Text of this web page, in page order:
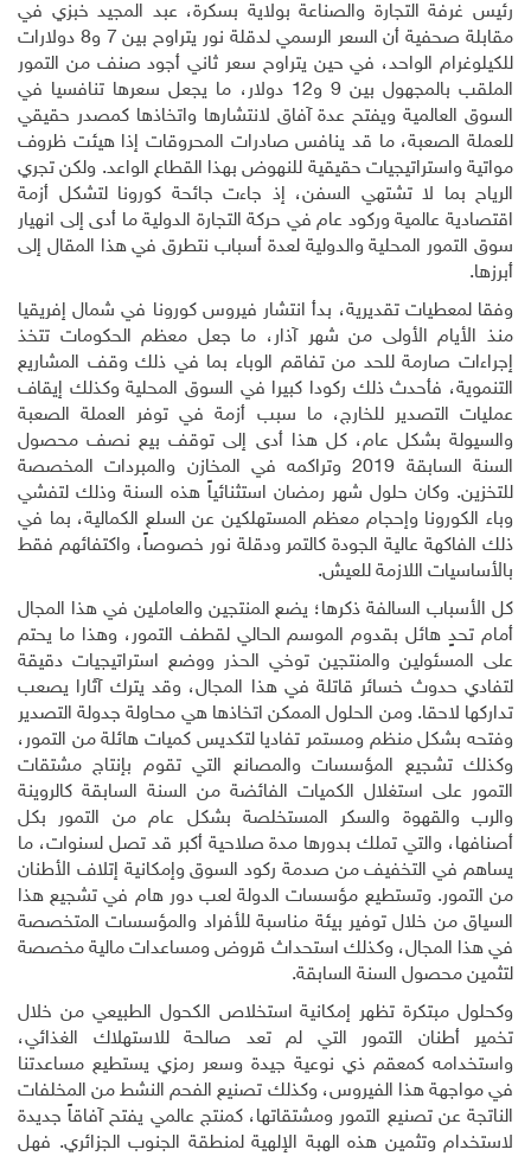
رئيس غرفة التجارة والصناعة بولاية بسكرة، عبد المجيد خبزي في
مقابلة صحفية أن السعر الرسمي لدقلة نور يتراوح بين 7 و8 دولارات
للكيلوغرام الواحد، في حين يتراوح سعر ثاني أجود صنف من التمور
الملقب بالمجهول بين 9 و12 دولار، ما يجعل سعرها تنافسيا في
السوق العالمية ويفتح عدة آفاق لانتشارها واتخاذها كمصدر حقيقي
للعملة الصعبة، ما قد ينافس صادرات المحروقات إذا هيئت ظروف
مواتية واستراتيجيات حقيقية للنهوض بهذا القطاع الواعد. ولكن تجري
الرياح بما لا تشتهي السفن، إذ جاءت جائحة كورونا لتشكل أزمة
اقتصادية عالمية وركود عام في حركة التجارة الدولية ما أدى إلى انهيار
سوق التمور المحلية والدولية لعدة أسباب نتطرق في هذا المقال إلى
أبرزها.
وفقا لمعطيات تقديرية، بدأ انتشار فيروس كورونا في شمال إفريقيا
منذ الأيام الأولى من شهر آذار، ما جعل معظم الحكومات تتخذ
إجراءات صارمة للحد من تفاقم الوباء بما في ذلك وقف المشاريع
التنموية، فأحدث ذلك ركودا كبيرا في السوق المحلية وكذلك إيقاف
عمليات التصدير للخارج، ما سبب أزمة في توفر العملة الصعبة
والسيولة بشكل عام، كل هذا أدى إلى توقف بيع نصف محصول
السنة السابقة 2019 وتراكمه في المخازن والمبردات المخصصة
للتخزين. وكان حلول شهر رمضان استثنائياً هذه السنة وذلك لتفشي
وباء الكورونا وإحجام معظم المستهلكين عن السلع الكمالية، بما في
ذلك الفاكهة عالية الجودة كالتمر ودقلة نور خصوصاً، واكتفائهم فقط
بالأساسيات اللازمة للعيش.
كل الأسباب السالفة ذكرها؛ يضع المنتجين والعاملين في هذا المجال
أمام تحدٍ هائل بقدوم الموسم الحالي لقطف التمور، وهذا ما يحتم
على المسئولين والمنتجين توخي الحذر ووضع استراتيجيات دقيقة
لتفادي حدوث خسائر قاتلة في هذا المجال، وقد يترك آثارا يصعب
تداركها لاحقا. ومن الحلول الممكن اتخاذها هي محاولة جدولة التصدير
وفتحه بشكل منظم ومستمر تفاديا لتكديس كميات هائلة من التمور،
وكذلك تشجيع المؤسسات والمصانع التي تقوم بإنتاج مشتقات
التمور على استغلال الكميات الفائضة من السنة السابقة كالروينة
والرب والقهوة والسكر المستخلصة بشكل عام من التمور بكل
أصنافها، والتي تملك بدورها مدة صلاحية أكبر قد تصل لسنوات، ما
يساهم في التخفيف من صدمة ركود السوق وإمكانية إتلاف الأطنان
من التمور. وتستطيع مؤسسات الدولة لعب دور هام في تشجيع هذا
السياق من خلال توفير بيئة مناسبة للأفراد والمؤسسات المتخصصة
في هذا المجال، وكذلك استحداث قروض ومساعدات مالية مخصصة
لتثمين محصول السنة السابقة.
وكحلول مبتكرة تظهر إمكانية استخلاص الكحول الطبيعي من خلال
تخمير أطنان التمور التي لم تعد صالحة للاستهلاك الغذائي،
واستخدامه كمعقم ذي نوعية جيدة وسعر رمزي يستطيع مساعدتنا
في مواجهة هذا الفيروس، وكذلك تصنيع الفحم النشط من المخلفات
الناتجة عن تصنيع التمور ومشتقاتها، كمنتج عالمي يفتح آفاقاً جديدة
لاستخدام وتثمين هذه الهبة الإلهية لمنطقة الجنوب الجزائري. فهل